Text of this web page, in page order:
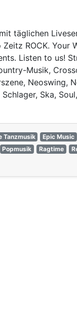
täglichen
ROCK. Your
Listen to us!
Musik,
Neoswing,
Ska,
Tanzmusik
Epic Music
Popmusik Ragtime